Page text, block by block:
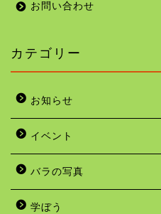
お問い合わせ
カテゴリー
お知らせ
イベント
バラの写真
学ぼう